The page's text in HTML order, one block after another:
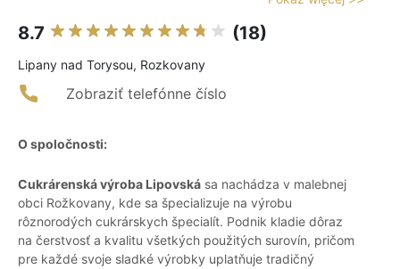
8.7 (18)
Lipany nad Torysou, Rozkovany
Zobraziť telefónne číslo
O spoločnosti:
Cukrárenská výroba Lipovská sa nachádza v malebnej
obci Rožkovany, kde sa špecializuje na výrobu
rôznorodých cukrárskych špecialít. Podnik kladie dôraz
na čerstvosť a kvalitu všetkých použitých surovín, pričom
pre každé svoje sladké výrobky uplatňuje tradičný